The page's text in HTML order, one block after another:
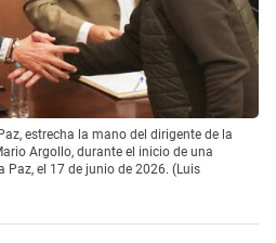
estrecha la mano del dirigente de la
Argollo, durante el inicio de una
Paz, el 17 de junio de 2026. (Luis